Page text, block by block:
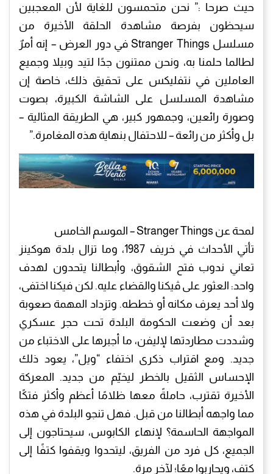
حيث صرحا :” نحن متحمسون للغاية لأن المعجبين
سيحظون بفرصة مشاهدة الحلقة الأخيرة من
مسلسل Stranger Things في دور العرض – إنه أمرٌ
لطالما حلمنا به، ونحن ممتنون جدًا لتيد وبيلا وجميع
العاملين في نتفليكس على تحقيق ذلك، خاصة إن
مشاهدة المسلسل على الشاشة الكبيرة، بصوت
وصورة رائعين، وجمهور كبير، هي الطريقة المثالية –
بل وأكثر من رائعة – للاحتفال بنهاية هذه المغامرة.”
لمحة عن Stranger Things – الموسم الخامس
تأتي الأحداث في خريف 1987، وما تزال بلدة هوكينز
تعاني ندوب فتح الشقوق، وأبطالنا يتحدون لهدف
واحد: العثور على ڤيكنا والقضاء عليه. لكن فيكنا اختفى،
ولا أحد يعرف مكانه أو خططه. وتزداد المهمة صعوبة
بعد أن وضعت الحكومة البلدة تحت حجر عسكري
وشددت مطاردتها لإليفن، ما أجبرها على الاختباء من
جديد. ومع اقتراب ذكرى اختفاء “ويل”، يعود ذلك
الإحساس الثقيل بالخطر ليخيّم من جديد. المعركة
الأخيرة تقترب، حاملةً معها ظلامًا أعظم وأكثر فتكًا
مما واجهه أبطالنا من قبل. فهل تنجو البلدة في هذه
المواجهة الحاسمة؟ لإنهاء الكابوس، سيحتاجون إلى
الجميع، كل فرد من الفريق، ليتحدوا ويقفوا كتفًا إلى
كتف، ويحاربوا معًا؛ لآخر مرة.